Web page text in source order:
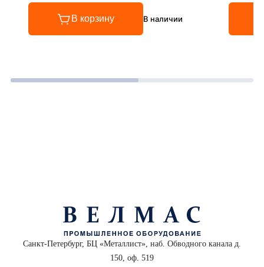
В корзину В наличии
Санкт-Петербург, БЦ «Металлист», наб. Обводного канала д.
150, оф. 519